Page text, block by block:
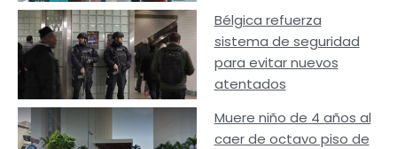
Bélgica refuerza
sistema de seguridad
para evitar nuevos
atentados
Muere niño de 4 años al
caer de octavo piso de